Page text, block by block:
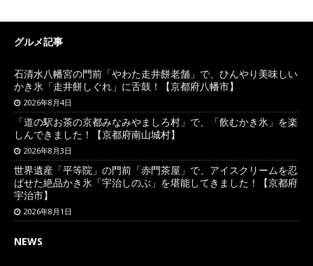
グルメ記事
石清水八幡宮の門前「やわた走井餅老舗」で、ひんやり美味しい
かき氷「走井餅しぐれ」に舌鼓！【京都府八幡市】
2026年8月4日
「道の駅お茶の京都みなみやましろ村」で、「飲むかき氷」を楽
しんできました！【京都府南山城村】
2026年8月3日
世界遺産「平等院」の門前「赤門茶屋」で、アイスクリームを忍
ばせた絶品かき氷「宇治しのぶ」を堪能してきました！【京都府
宇治市】
2026年8月1日
NEWS